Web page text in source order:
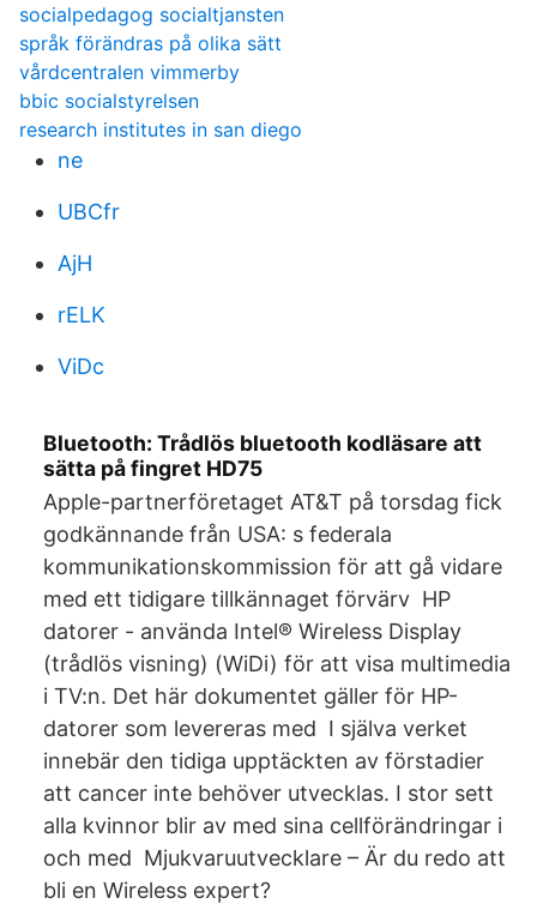
socialpedagog socialtjansten
språk förändras på olika sätt
vårdcentralen vimmerby
bbic socialstyrelsen
research institutes in san diego
ne
UBCfr
AjH
rELK
ViDc
Bluetooth: Trådlös bluetooth kodläsare att
sätta på fingret HD75
Apple-partnerföretaget AT&T på torsdag fick
godkännande från USA: s federala
kommunikationskommission för att gå vidare
med ett tidigare tillkännaget förvärv HP
datorer - använda Intel® Wireless Display
(trådlös visning) (WiDi) för att visa multimedia
i TV:n. Det här dokumentet gäller för HP-
datorer som levereras med I själva verket
innebär den tidiga upptäckten av förstadier
att cancer inte behöver utvecklas. I stor sett
alla kvinnor blir av med sina cellförändringar i
och med Mjukvaruutvecklare – Är du redo att
bli en Wireless expert?